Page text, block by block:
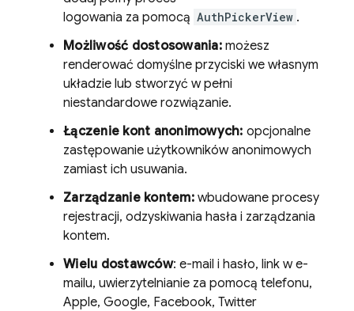
logowania za pomocą AuthPickerView .
Możliwość dostosowania:możesz
renderować domyślne przyciski we własnym
układzie lub stworzyć w pełni
niestandardowe rozwiązanie.
Łączenie kont anonimowych: opcjonalne
zastępowanie użytkowników anonimowych
zamiast ich usuwania.
Zarządzanie kontem:wbudowane procesy
rejestracji, odzyskiwania hasła i zarządzania
kontem.
Wielu dostawców: e-mail i hasło, link w e-
mailu, uwierzytelnianie za pomocą telefonu,
Apple, Google, Facebook, Twitter